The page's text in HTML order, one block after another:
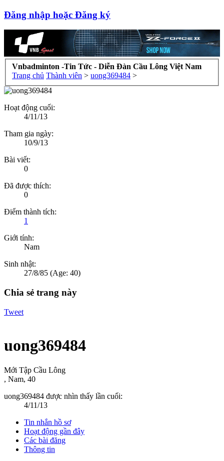
Đăng nhập hoặc Đăng ký
Vnbadminton -Tin Tức - Diễn Đàn Cầu Lông Việt Nam
Trang chủ Thành viên > uong369484 >
Hoạt động cuối:
4/11/13
Tham gia ngày:
10/9/13
Bài viết:
0
Đã được thích:
0
Điểm thành tích:
1
Giới tính:
Nam
Sinh nhật:
27/8/85 (Age: 40)
Chia sẻ trang này
Tweet
uong369484
Mới Tập Cầu Lông
, Nam, 40
uong369484 được nhìn thấy lần cuối:
4/11/13
Tin nhắn hồ sơ
Hoạt động gần đây
Các bài đăng
Thông tin